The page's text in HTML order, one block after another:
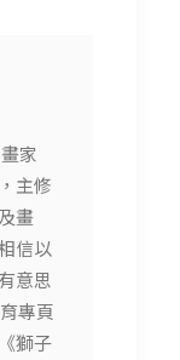
家
主修
畫
信以
意思
專頁
獅子